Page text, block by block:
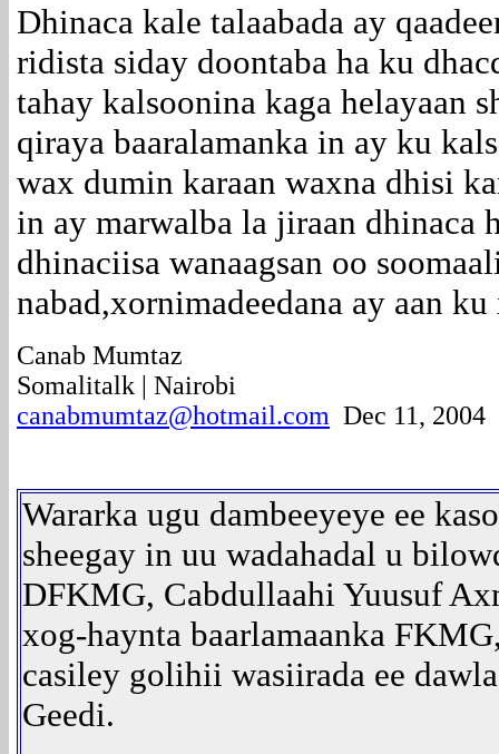
Dhinaca kale talaabada ay
ridista siday doontaba ha ku
tahay kalsoonina kaga helayaan
qiraya baaralamanka in ay ku
wax dumin karaan waxna dhisi
in ay marwalba la jiraan dhinaca
dhinaciisa wanaagsan oo
nabad,xornimadeedana ay aan
Canab Mumtaz
Somalitalk | Nairobi
canabmumtaz@hotmail.com Dec 11, 2004
Wararka ugu dambeeyeye ee
sheegay in uu wadahadal u
DFKMG, Cabdullaahi Yuusuf
xog-haynta baarlamaanka
casiley golihii wasiirada ee
Geedi.